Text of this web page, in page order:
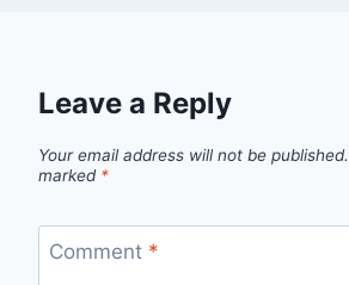
Leave a Reply
Your email address will not be published.
marked *
Comment *